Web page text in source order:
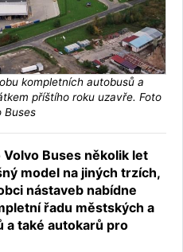
kompletních autobusů a
příštího roku uzavře. Foto
Buses
Buses několik let
model na jiných trzích,
nástaveb nabídne
řadu městských a
a také autokarů pro